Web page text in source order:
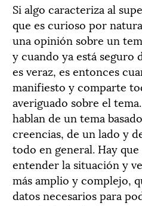
Si algo caracteriza al
que es curioso por
una opinión sobre un
y cuando ya está seguro
es veraz, es entonces
manifiesto y comparte
averiguado sobre el
hablan de un tema
creencias, de un lado y
todo en general. Hay
entender la situación y
más amplio y complejo,
datos necesarios para